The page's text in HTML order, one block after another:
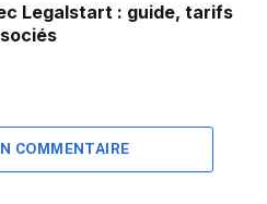
Legalstart : guide, tarifs
COMMENTAIRE